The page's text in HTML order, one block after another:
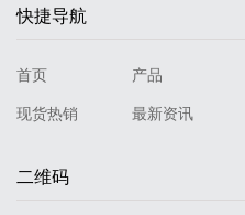
快捷导航
首页 产品
现货热销 最新资讯
二维码